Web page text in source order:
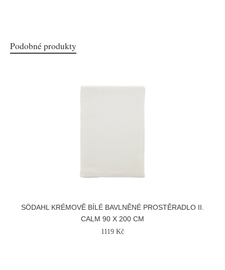
Podobné produkty
SÖDAHL KRÉMOVĚ BÍLÉ BAVLNĚNÉ PROSTĚRADLO II.
CALM 90 X 200 CM
1119 Kč